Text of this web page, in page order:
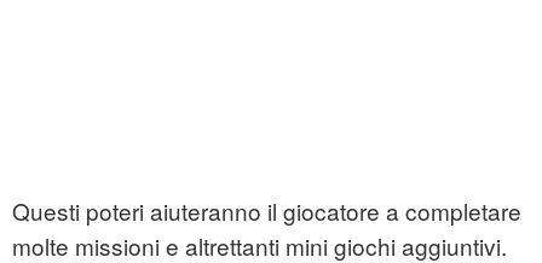
Questi poteri aiuteranno il giocatore a completare
molte missioni e altrettanti mini giochi aggiuntivi.